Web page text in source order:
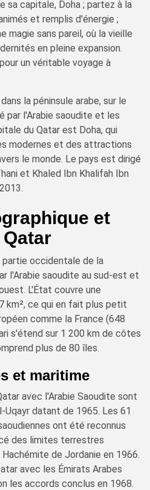
sa capitale, Doha ; partez à la
et remplis d'énergie ;
magie sans pareil, où la vieille
en pleine expansion.
un véritable voyage à
la péninsule arabe, sur le
par l'Arabie saoudite et les
du Qatar est Doha, qui
modernes et des attractions
le monde. Le pays est dirigé
et Khaled Ibn Khalifah Ibn
et
partie occidentale de la
l'Arabie saoudite au sud-est et
L'État couvre une
km², ce qui en fait plus petit
comme la France (648
s'étend sur 1 200 km de côtes
plus de 80 îles.
et maritime
avec l'Arabie Saoudite sont
datant de 1965. Les 61
ont été reconnus
des limites terrestres
de Jordanie en 1966.
avec les Émirats Arabes
les accords conclus en 1968.